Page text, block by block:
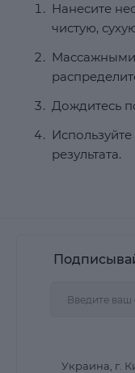
Нанесите
чистую,
Дождитесь
результата.
Украина, г.